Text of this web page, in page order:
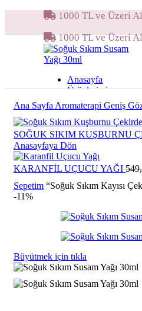
1000 TL ve Üzeri
1000 TL ve Üzeri
Anasayfa
Ürünlerimiz
Mağaza
Hakkımızda
Ana Sayfa Aromaterapi Geniş
SOĞUK SIKIM KUŞBURNU
Anasayfaya Dön
KARANFIL UÇUCU YAĞI
Sepetim “Soğuk Sıkım Kayısı
-11%
Büyütmek için tıkla